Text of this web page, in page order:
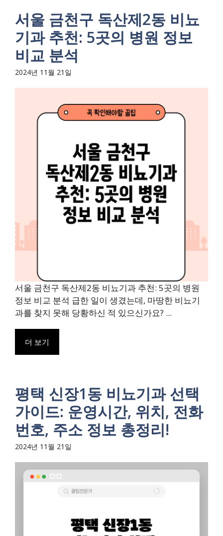
서울 금천구 독산제2동 비뇨
기과 추천: 5곳의 병원 정보
비교 분석
2024년 11월 21일
서울 금천구 독산제2동 비뇨기과 추천: 5곳의 병원
정보 비교 분석 급한 일이 생겼는데, 마땅한 비뇨기
과를 찾지 못해 당황하신 적 있으신가요? ...
더 보기
평택 신장1동 비뇨기과 선택
가이드: 운영시간, 위치, 전화
번호, 주소 정보 총정리!
2024년 11월 21일